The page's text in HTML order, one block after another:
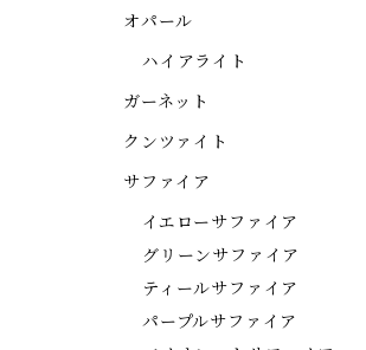
オパール
ハイアライト
ガーネット
クンツァイト
サファイア
イエローサファイア
グリーンサファイア
ティールサファイア
パープルサファイア